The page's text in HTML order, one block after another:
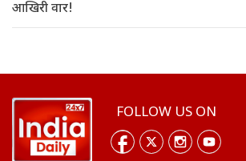
आखिरी वार!
FOLLOW US ON